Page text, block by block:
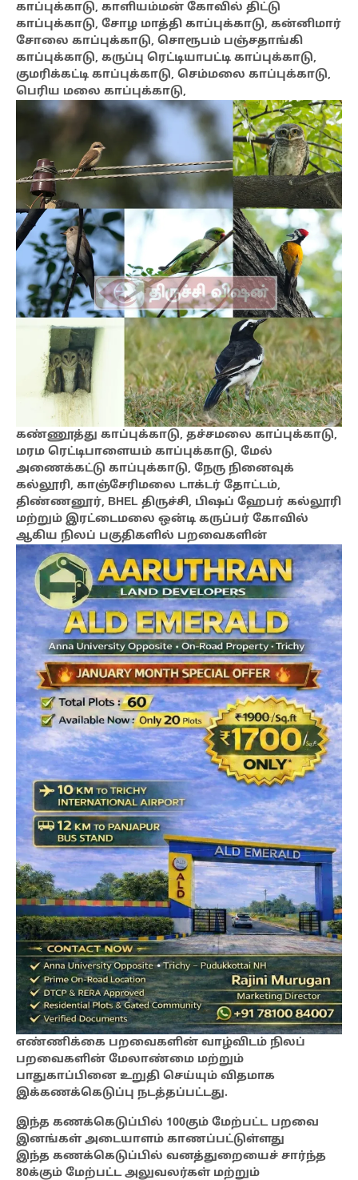
காப்புக்காடு, காளியம்மன் கோவில் திட்டு
காப்புக்காடு, சோழ மாத்தி காப்புக்காடு, கன்னிமார்
சோலை காப்புக்காடு, சொரூபம் பஞ்சதாங்கி
காப்புக்காடு, கருப்பு ரெட்டியாபட்டி காப்புக்காடு,
குமரிக்கட்டி காப்புக்காடு, செம்மலை காப்புக்காடு,
பெரிய மலை காப்புக்காடு,
கண்ணூத்து காப்புக்காடு, தச்சமலை காப்புக்காடு,
மரம ரெட்டிபாளையம் காப்புக்காடு, மேல்
அணைக்கட்டு காப்புக்காடு, நேரு நினைவுக்
கல்லூரி, காஞ்சேரிமலை டாக்டர் தோட்டம்,
திண்ணனூர், BHEL திருச்சி, பிஷப் ஹேபர் கல்லூரி
மற்றும் இரட்டைமலை ஒன்டி கருப்பர் கோவில்
ஆகிய நிலப் பகுதிகளில் பறவைகளின்
எண்ணிக்கை பறவைகளின் வாழ்விடம் நிலப்
பறவைகளின் மேலாண்மை மற்றும்
பாதுகாப்பினை உறுதி செய்யும் விதமாக
இக்கணக்கெடுப்பு நடத்தப்பட்டது.
இந்த கணக்கெடுப்பில் 100கும் மேற்பட்ட பறவை
இனங்கள் அடையாளம் காணப்பட்டுள்ளது
இந்த கணக்கெடுப்பில் வனத்துறையைச் சார்ந்த
80க்கும் மேற்பட்ட அலுவலர்கள் மற்றும்